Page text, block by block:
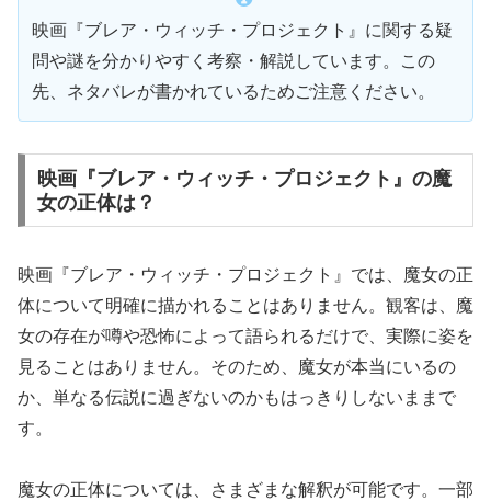
映画『ブレア・ウィッチ・プロジェクト』に関する疑
問や謎を分かりやすく考察・解説しています。この
先、ネタバレが書かれているためご注意ください。
映画『ブレア・ウィッチ・プロジェクト』の魔
女の正体は？
映画『ブレア・ウィッチ・プロジェクト』では、魔女の正
体について明確に描かれることはありません。観客は、魔
女の存在が噂や恐怖によって語られるだけで、実際に姿を
見ることはありません。そのため、魔女が本当にいるの
か、単なる伝説に過ぎないのかもはっきりしないままで
す。
魔女の正体については、さまざまな解釈が可能です。一部